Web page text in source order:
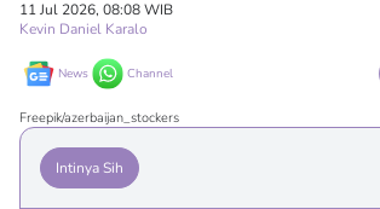
11 Jul 2026, 08:08 WIB
Kevin Daniel Karalo
News Channel
Freepik/azerbaijan_stockers
Intinya Sih